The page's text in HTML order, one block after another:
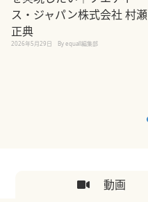
ス・ジャパン株式会社 村瀬
正典
2026年5月29日 By equall編集部
動画